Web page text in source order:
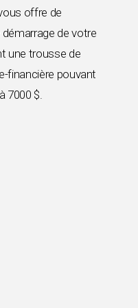
offre de
de votre
une trousse de
financière pouvant
7000 $.